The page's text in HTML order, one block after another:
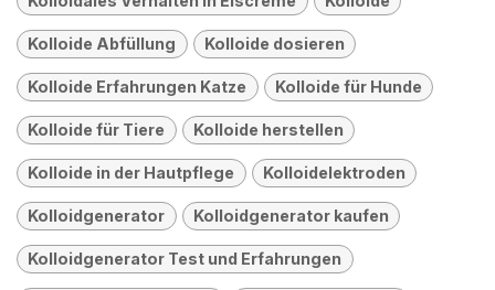
Kolloide Abfüllung Kolloide dosieren
Kolloide Erfahrungen Katze Kolloide für Hunde
Kolloide für Tiere Kolloide herstellen
Kolloide in der Hautpflege Kolloidelektroden
Kolloidgenerator Kolloidgenerator kaufen
Kolloidgenerator Test und Erfahrungen